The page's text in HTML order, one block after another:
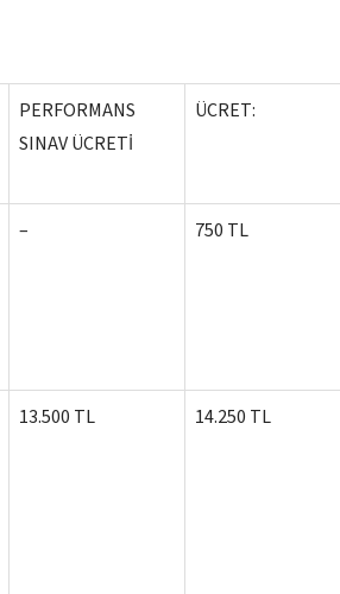
PERFORMANS
SINAV ÜCRETİ
ÜCRET:
– 750 TL
13.500 TL 14.250 TL